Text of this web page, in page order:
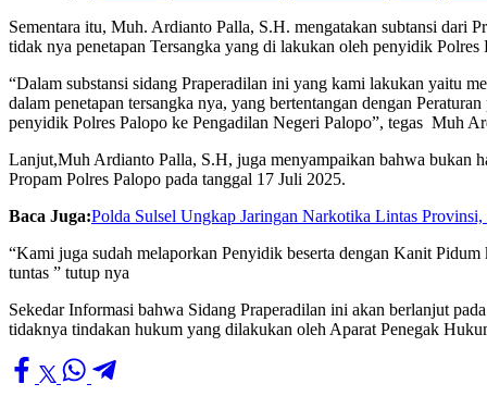
Sementara itu, Muh. Ardianto Palla, S.H. mengatakan subtansi dari
tidak nya penetapan Tersangka yang di lakukan oleh penyidik Polres
“Dalam substansi sidang Praperadilan ini yang kami lakukan yaitu
dalam penetapan tersangka nya, yang bertentangan dengan
penyidik Polres Palopo ke Pengadilan Negeri Palopo”, tegas Muh
Lanjut,Muh Ardianto Palla, S.H, juga menyampaikan bahwa bukan
Propam Polres Palopo pada tanggal 17 Juli 2025.
Baca Juga:Polda Sulsel Ungkap Jaringan Narkotika Lintas
“Kami juga sudah melaporkan Penyidik beserta dengan Kanit
tuntas ” tutup nya
Sekedar Informasi bahwa Sidang Praperadilan ini akan berlanjut
tidaknya tindakan hukum yang dilakukan oleh Aparat Penegak